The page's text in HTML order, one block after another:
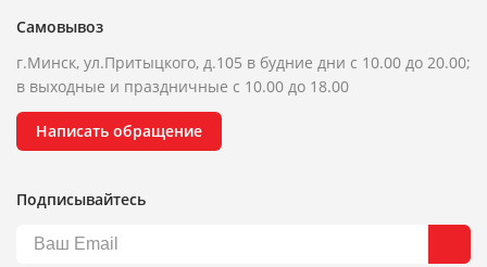
Самовывоз
г.Минск, ул.Притыцкого, д.105 в будние дни с 10.00 до 20.00;
в выходные и праздничные с 10.00 до 18.00
Написать обращение
Подписывайтесь